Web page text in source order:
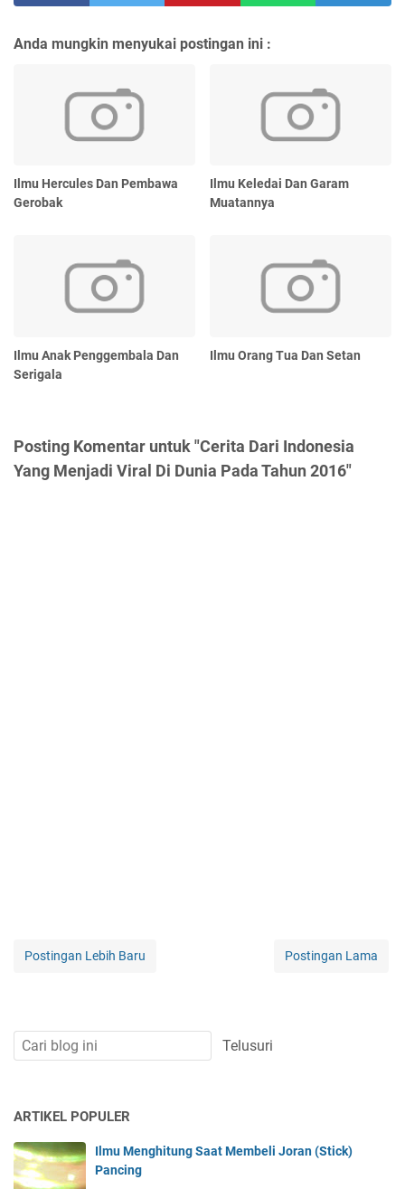
Anda mungkin menyukai postingan ini :
Ilmu Hercules Dan Pembawa
Gerobak
Ilmu Keledai Dan Garam
Muatannya
Ilmu Anak Penggembala Dan
Serigala
Ilmu Orang Tua Dan Setan
Posting Komentar untuk "Cerita Dari Indonesia
Yang Menjadi Viral Di Dunia Pada Tahun 2016"
Postingan Lebih Baru Postingan Lama
ARTIKEL POPULER
Ilmu Menghitung Saat Membeli Joran (Stick)
Pancing